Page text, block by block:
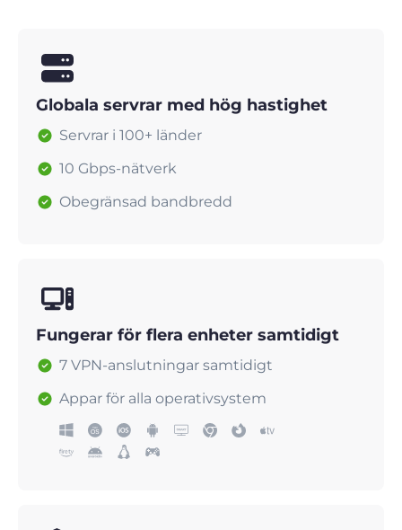
Globala servrar med hög hastighet
Servrar i 100+ länder
10 Gbps-nätverk
Obegränsad bandbredd
Fungerar för flera enheter samtidigt
7 VPN-anslutningar samtidigt
Appar för alla operativsystem